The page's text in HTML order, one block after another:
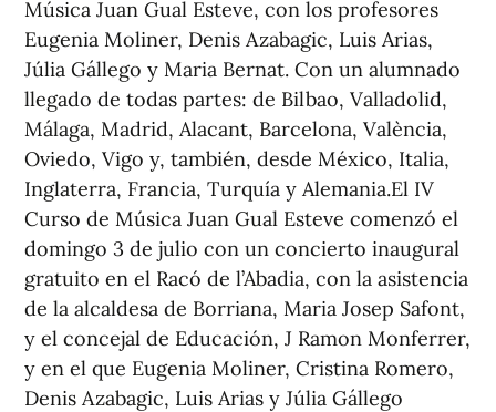
Música Juan Gual Esteve, con los profesores
Eugenia Moliner, Denis Azabagic, Luis Arias,
Júlia Gállego y Maria Bernat. Con un alumnado
llegado de todas partes: de Bilbao, Valladolid,
Málaga, Madrid, Alacant, Barcelona, València,
Oviedo, Vigo y, también, desde México, Italia,
Inglaterra, Francia, Turquía y Alemania.El IV
Curso de Música Juan Gual Esteve comenzó el
domingo 3 de julio con un concierto inaugural
gratuito en el Racó de l’Abadia, con la asistencia
de la alcaldesa de Borriana, Maria Josep Safont,
y el concejal de Educación, J Ramon Monferrer,
y en el que Eugenia Moliner, Cristina Romero,
Denis Azabagic, Luis Arias y Júlia Gállego